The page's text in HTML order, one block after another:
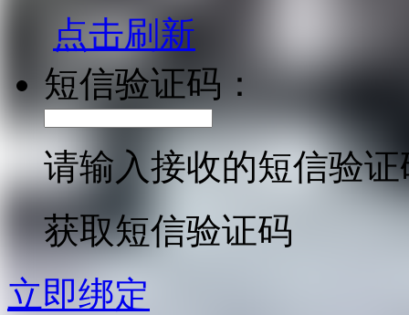
点击刷新
短信验证码：
请输入接收的短信验证
获取短信验证码
立即绑定